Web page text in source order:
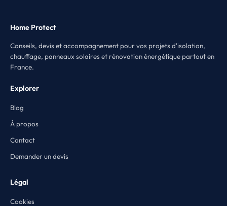
Home Protect
Conseils, devis et accompagnement pour vos projets d'isolation,
chauffage, panneaux solaires et rénovation énergétique partout en
France.
Explorer
Blog
À propos
Contact
Demander un devis
Légal
Cookies